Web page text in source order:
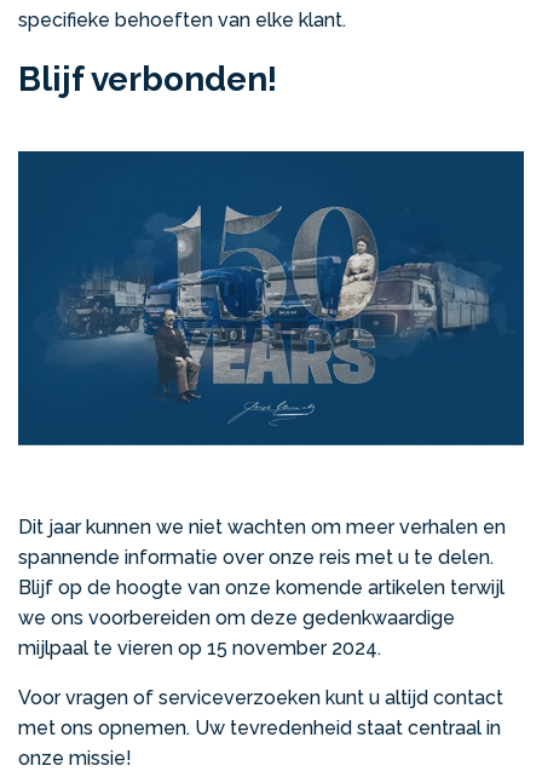
specifieke behoeften van elke klant.
Blijf verbonden!
Dit jaar kunnen we niet wachten om meer verhalen en
spannende informatie over onze reis met u te delen.
Blijf op de hoogte van onze komende artikelen terwijl
we ons voorbereiden om deze gedenkwaardige
mijlpaal te vieren op 15 november 2024.
Voor vragen of serviceverzoeken kunt u altijd contact
met ons opnemen. Uw tevredenheid staat centraal in
onze missie!